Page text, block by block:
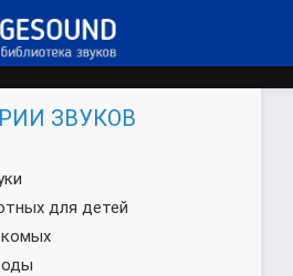
ЗВУКОВ
для детей